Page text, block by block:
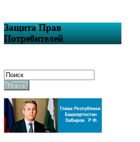
Защита Прав
Потребителей
Поиск